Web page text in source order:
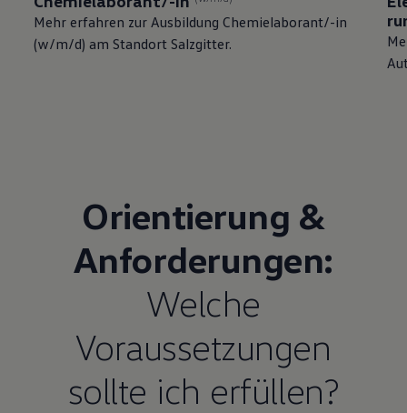
Mehr erfahren zur Ausbildung Chemielaborant/-in
(w/m/d) am Standort Salzgitter.
Orientierung &
Anforderungen:
Welche
Voraussetzungen
sollte ich erfüllen?